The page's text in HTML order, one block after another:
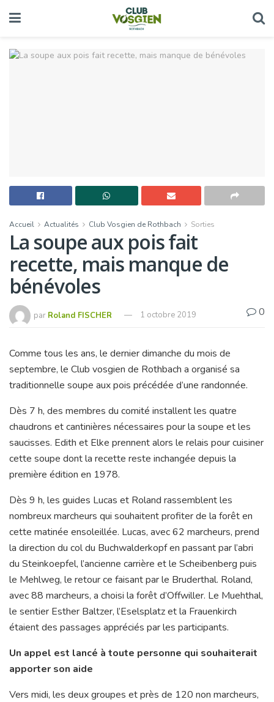
Accueil Actualités Club Vosgien de Rothbach Sorties
La soupe aux pois fait
recette, mais manque de
bénévoles
par Roland FISCHER 1 octobre 2019 0
Comme tous les ans, le dernier dimanche du mois de
septembre, le Club vosgien de Rothbach a organisé sa
traditionnelle soupe aux pois précédée d’une randonnée.
Dès 7 h, des membres du comité installent les quatre
chaudrons et cantinières nécessaires pour la soupe et les
saucisses. Edith et Elke prennent alors le relais pour cuisiner
cette soupe dont la recette reste inchangée depuis la
première édition en 1978.
Dès 9 h, les guides Lucas et Roland rassemblent les
nombreux marcheurs qui souhaitent profiter de la forêt en
cette matinée ensoleillée. Lucas, avec 62 marcheurs, prend
la direction du col du Buchwalderkopf en passant par l’abri
du Steinkoepfel, l’ancienne carrière et le Scheibenberg puis
le Mehlweg, le retour ce faisant par le Bruderthal. Roland,
avec 88 marcheurs, a choisi la forêt d’Offwiller. Le Muehthal,
le sentier Esther Baltzer, l’Eselsplatz et la Frauenkirch
étaient des passages appréciés par les participants.
Un appel est lancé à toute personne qui souhaiterait
apporter son aide
Vers midi, les deux groupes et près de 120 non marcheurs,